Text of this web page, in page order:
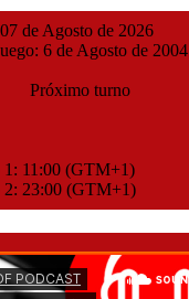
de Agosto de 2026
6 de Agosto de 2004
Próximo turno
1: 11:00 (GTM+1)
2: 23:00 (GTM+1)